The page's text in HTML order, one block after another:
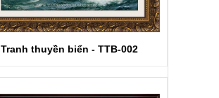
Tranh thuyền biển - TTB-002